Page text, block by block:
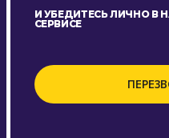
И УБЕДИТЕСЬ ЛИЧНО В
СЕРВИСЕ